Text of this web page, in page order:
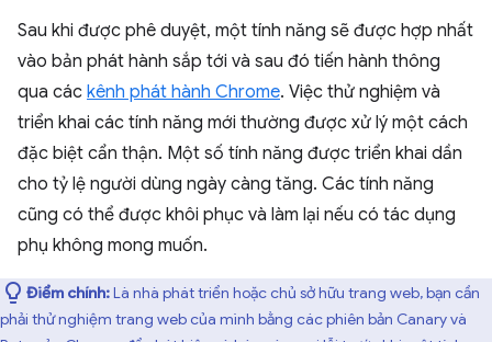
Sau khi được phê duyệt, một tính năng sẽ được hợp nhất
vào bản phát hành sắp tới và sau đó tiến hành thông
qua các kênh phát hành Chrome. Việc thử nghiệm và
triển khai các tính năng mới thường được xử lý một cách
đặc biệt cẩn thận. Một số tính năng được triển khai dần
cho tỷ lệ người dùng ngày càng tăng. Các tính năng
cũng có thể được khôi phục và làm lại nếu có tác dụng
phụ không mong muốn.
Điểm chính:Là nhà phát triển hoặc chủ sở hữu trang web, bạn cần
phải thử nghiệm trang web của mình bằng các phiên bản Canary và